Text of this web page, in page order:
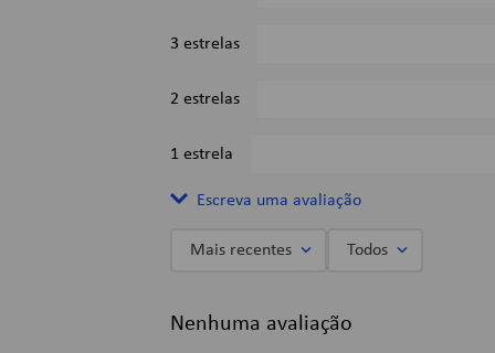
3 estrelas
2 estrelas
1 estrela
Escreva uma avaliação
Título
Mais recentes Todos
Nenhuma avaliação